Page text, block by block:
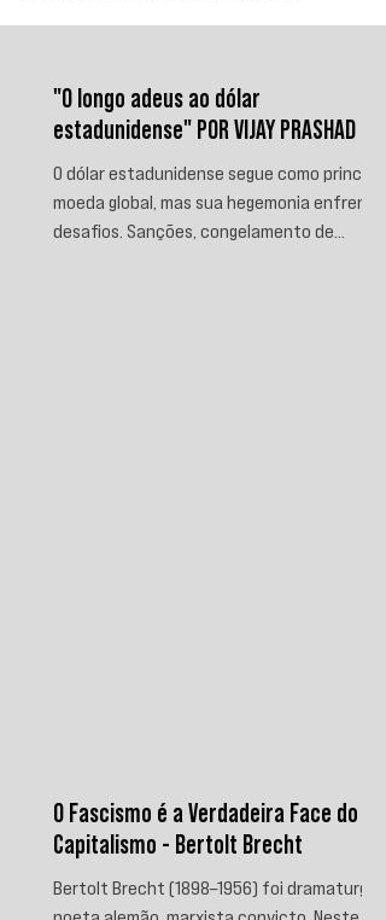
"O longo adeus ao dólar
estadunidense" POR VIJAY PRASHAD
O dólar estadunidense segue como principal
moeda global, mas sua hegemonia enfrenta
desafios. Sanções, congelamento de
O Fascismo é a Verdadeira Face do
Capitalismo - Bertolt Brecht
Bertolt Brecht (1898–1956) foi dramaturgo e